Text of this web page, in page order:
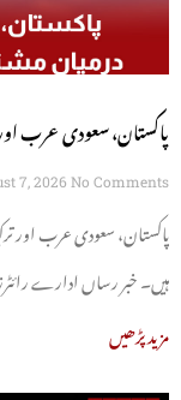
پاکستان، سعودی عرب
7, 2026 No Comments
پاکستان، سعودی عرب اور
ہیں۔ خبر رساں ادارے
مزید پڑھیں